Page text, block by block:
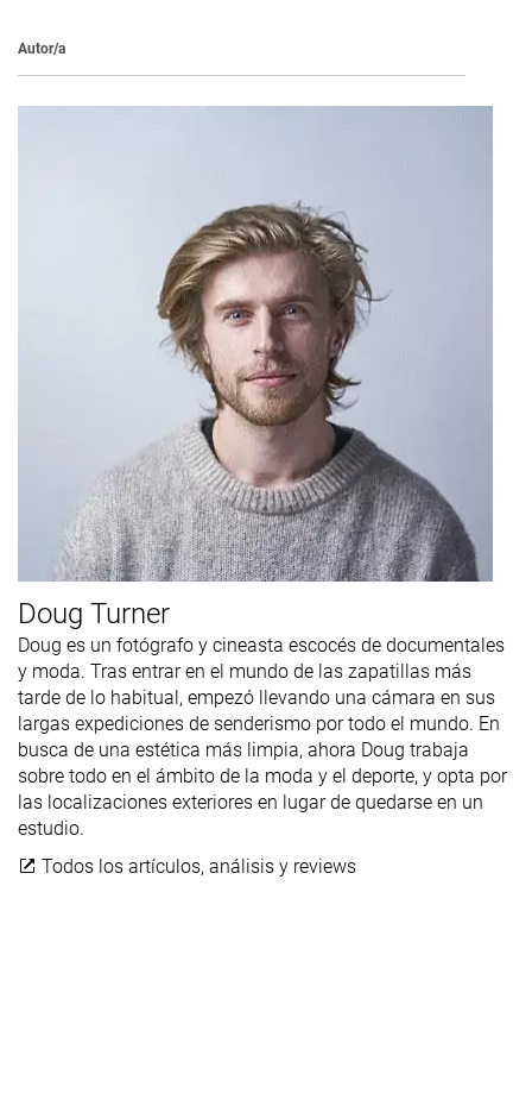
Autor/a
Doug Turner
Doug es un fotógrafo y cineasta escocés de documentales
y moda. Tras entrar en el mundo de las zapatillas más
tarde de lo habitual, empezó llevando una cámara en sus
largas expediciones de senderismo por todo el mundo. En
busca de una estética más limpia, ahora Doug trabaja
sobre todo en el ámbito de la moda y el deporte, y opta por
las localizaciones exteriores en lugar de quedarse en un
estudio.
Todos los artículos, análisis y reviews